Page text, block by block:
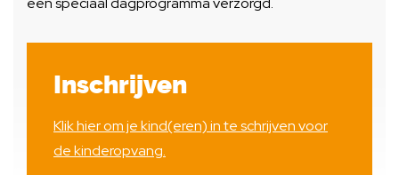
Inschrijven
Klik hier om je kind(eren) in te schrijven voor
de kinderopvang.